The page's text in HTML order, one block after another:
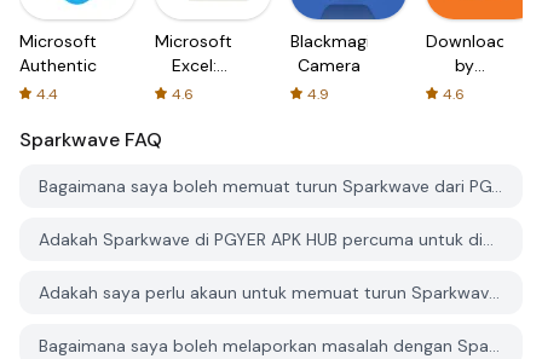
Microsoft
Authenticator
4.4
Microsoft
Excel:
Spreadsheets
4.6
Blackmagic
Camera
4.9
Downloader
by
AFTVnews
4.6
Sparkwave FAQ
Bagaimana saya boleh memuat turun Sparkwave dari PGYER APK HUB?
Adakah Sparkwave di PGYER APK HUB percuma untuk dimuat turun?
Adakah saya perlu akaun untuk memuat turun Sparkwave dari PGYER APK HUB?
Bagaimana saya boleh melaporkan masalah dengan Sparkwave di PGYER APK HUB?